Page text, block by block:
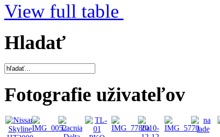
View full table
Hladať
Fotografie uživateľov